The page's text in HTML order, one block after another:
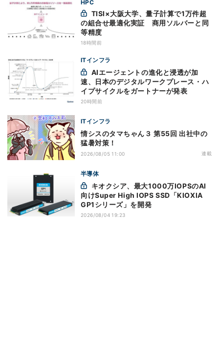
HPC
の組合せ最適化実証 商用ソルバーと同
等精度
18時間前
ITインフラ
速、日本のデジタルワークプレース・ハ
イプサイクルをガートナーが発表
20時間前
ITインフラ
情シスのタマちゃん３ 第55回 出社中の
猛暑対策！
2026/08/05 11:00 連載
半導体
向けSuper High IOPS SSD「KIOXIA
GP1シリーズ」を開発
2026/08/04 19:23